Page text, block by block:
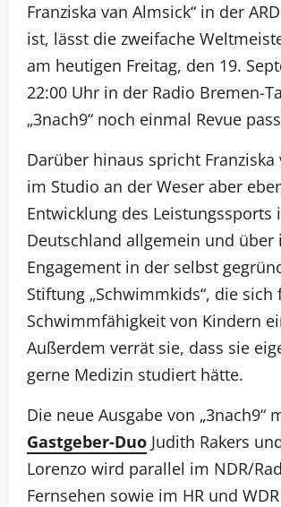
Franziska van Almsick“ in der
ist, lässt die zweifache
am heutigen Freitag, den 19.
22:00 Uhr in der Radio Bremen-
„3nach9“ noch einmal Revue
Darüber hinaus spricht Franziska
im Studio an der Weser aber
Entwicklung des Leistungssports
Deutschland allgemein und über
Engagement in der selbst
Stiftung „Schwimmkids“, die sich
Schwimmfähigkeit von Kindern
Außerdem verrät sie, dass sie
gerne Medizin studiert hätte.
Die neue Ausgabe von „3nach9“
Gastgeber-Duo Judith Rakers
Lorenzo wird parallel im NDR/
Fernsehen sowie im HR und